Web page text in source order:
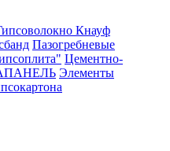
Кнауф
Пазогребневые
Цементно-
Элементы